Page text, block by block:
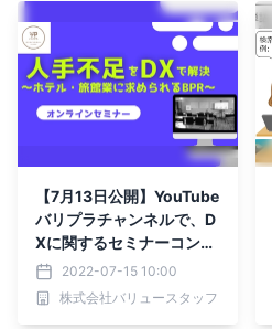
【7月13日公開】YouTube
バリプラチャンネルで、D
Xに関するセミナーコンテ
ンツを配信中です！
2022-07-15 10:00
株式会社バリュースタッフ